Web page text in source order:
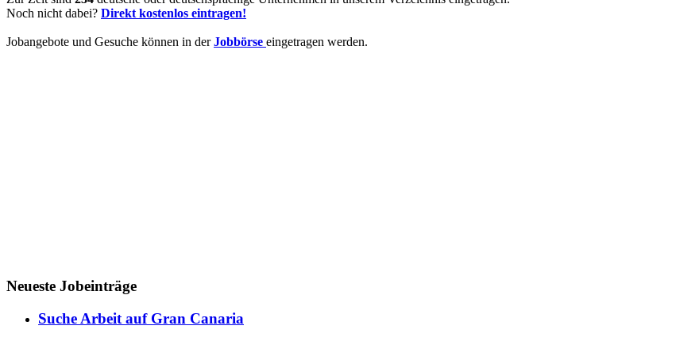
Noch nicht dabei? Direkt kostenlos eintragen!
Jobangebote und Gesuche können in derJobbörse eingetragen werden.
Neueste Jobeinträge
Suche Arbeit auf Gran Canaria